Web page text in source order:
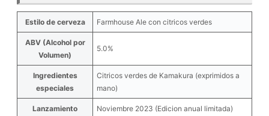
Estilo de cerveza Farmhouse Ale con citricos verdes
ABV (Alcohol por
Volumen)
5.0%
Ingredientes
especiales
Citricos verdes de Kamakura (exprimidos a
mano)
Lanzamiento Noviembre 2023 (Edicion anual limitada)